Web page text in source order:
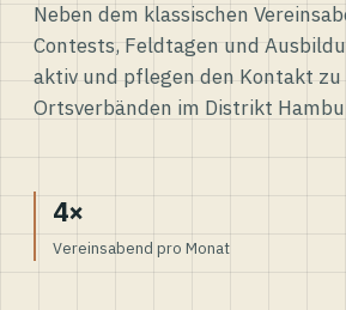
Neben dem klassischen
Contests, Feldtagen und
aktiv und pflegen den Kontakt
Ortsverbänden im Distrikt
4×
Vereinsabend pro Monat